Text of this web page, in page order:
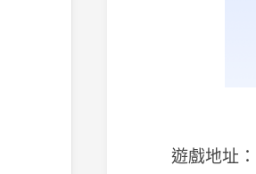
遊戲地址：